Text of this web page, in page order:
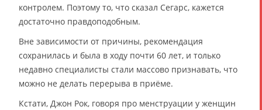
контролем. Поэтому то, что сказал Сегарс, кажется
достаточно правдоподобным.
Вне зависимости от причины, рекомендация
сохранилась и была в ходу почти 60 лет, и только
недавно специалисты стали массово признавать, что
можно не делать перерыва в приёме.
Кстати, Джон Рок, говоря про менструации у женщин